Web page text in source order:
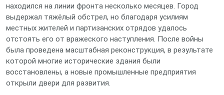
находился на линии фронта несколько месяцев. Город
выдержал тяжёлый обстрел, но благодаря усилиям
местных жителей и партизанских отрядов удалось
отстоять его от вражеского наступления. После войны
была проведена масштабная реконструкция, в результате
которой многие исторические здания были
восстановлены, а новые промышленные предприятия
открыли двери для развития.